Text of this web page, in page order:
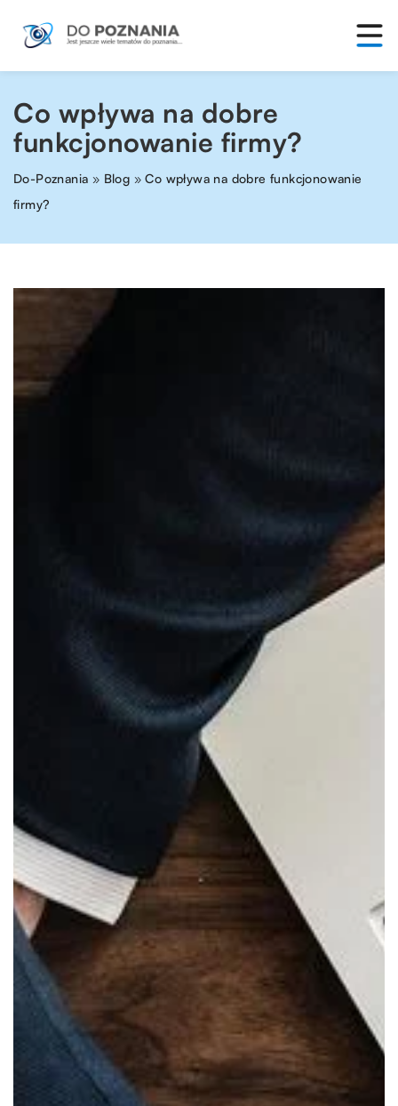
Co wpływa na dobre
funkcjonowanie firmy?
Do-Poznania » Blog »Co wpływa na dobre funkcjonowanie
firmy?